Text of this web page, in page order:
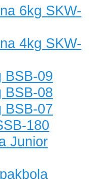
6kg SKW-
4kg SKW-
BSB-09
BSB-08
BSB-07
180
Junior